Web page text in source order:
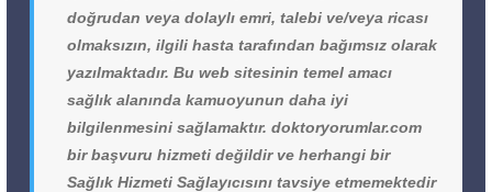
doğrudan veya dolaylı emri, talebi ve/veya ricası
olmaksızın, ilgili hasta tarafından bağımsız olarak
yazılmaktadır. Bu web sitesinin temel amacı
sağlık alanında kamuoyunun daha iyi
bilgilenmesini sağlamaktır. doktoryorumlar.com
bir başvuru hizmeti değildir ve herhangi bir
Sağlık Hizmeti Sağlayıcısını tavsiye etmemektedir